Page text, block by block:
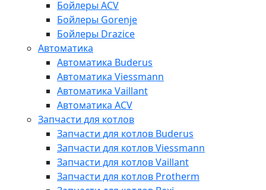
Бойлеры ACV
Бойлеры Gorenje
Бойлеры Drazice
Автоматика
Автоматика Buderus
Автоматика Viessmann
Автоматика Vaillant
Автоматика ACV
Запчасти для котлов
Запчасти для котлов Buderus
Запчасти для котлов Viessmann
Запчасти для котлов Vaillant
Запчасти для котлов Protherm